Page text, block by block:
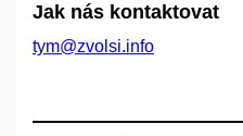
Jak nás kontaktovat
tym@zvolsi.info